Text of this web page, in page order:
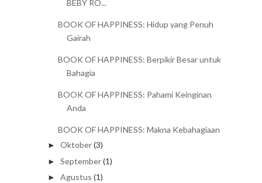
BEBY RO...
BOOK OF HAPPINESS: Hidup yang Penuh
Gairah
BOOK OF HAPPINESS: Berpikir Besar untuk
Bahagia
BOOK OF HAPPINESS: Pahami Keinginan
Anda
BOOK OF HAPPINESS: Makna Kebahagiaan
► Oktober(3)
► September(1)
► Agustus (1)